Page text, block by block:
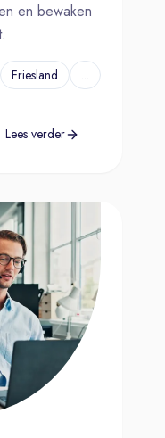
en bewaken
Friesland ...
Lees verder